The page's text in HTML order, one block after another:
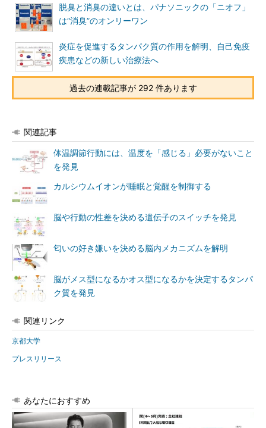
脱臭と消臭の違いとは、パナソニックの「ニオフ」
は“消臭”のオンリーワン
炎症を促進するタンパク質の作用を解明、自己免疫
疾患などの新しい治療法へ
過去の連載記事が 292 件あります
関連記事
体温調節行動には、温度を「感じる」必要がないこと
を発見
カルシウムイオンが睡眠と覚醒を制御する
脳や行動の性差を決める遺伝子のスイッチを発見
匂いの好き嫌いを決める脳内メカニズムを解明
脳がメス型になるかオス型になるかを決定するタンパ
ク質を発見
関連リンク
京都大学
プレスリリース
あなたにおすすめ